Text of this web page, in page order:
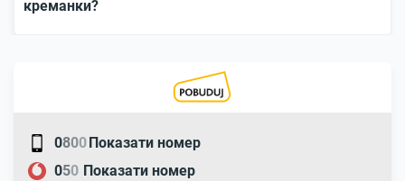
креманки?
0800Показати номер
050 Показати номер